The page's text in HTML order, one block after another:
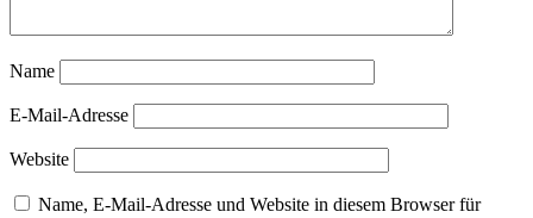
Name
E-Mail-Adresse
Website
Name, E-Mail-Adresse und Website in diesem Browser für